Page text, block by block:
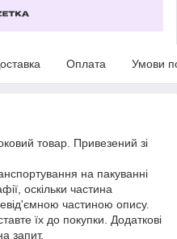
Оплата Умови
товар. Привезений зі
на пакуванні
оскільки частина
частиною опису.
їх до покупки. Додаткові
запит.